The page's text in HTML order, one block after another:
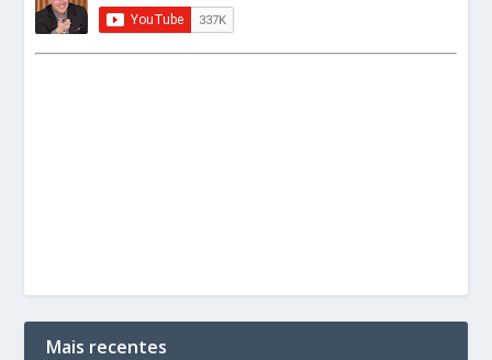
Mais recentes